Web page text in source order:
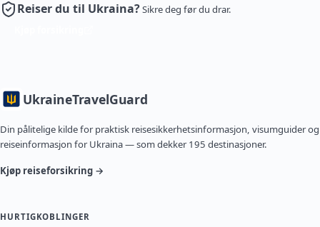
Reiser du til Ukraina?Sikre deg før du drar.
UkraineTravelGuard
Din pålitelige kilde for praktisk reisesikkerhetsinformasjon, visumguider og
reiseinformasjon for Ukraina — som dekker 195 destinasjoner.
Kjøp reiseforsikring →
HURTIGKOBLINGER